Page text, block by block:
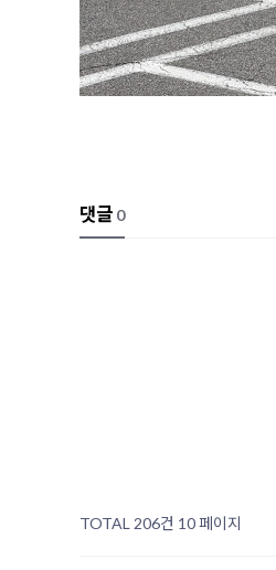
댓글 0
TOTAL 206건 10 페이지